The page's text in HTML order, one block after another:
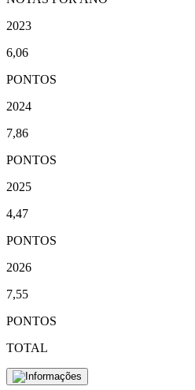
2023
6,06
PONTOS
2024
7,86
PONTOS
2025
4,47
PONTOS
2026
7,55
PONTOS
TOTAL